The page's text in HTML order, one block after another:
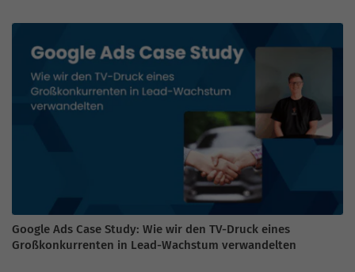
Google Ads Case Study: Wie wir den TV-Druck eines
Großkonkurrenten in Lead-Wachstum verwandelten